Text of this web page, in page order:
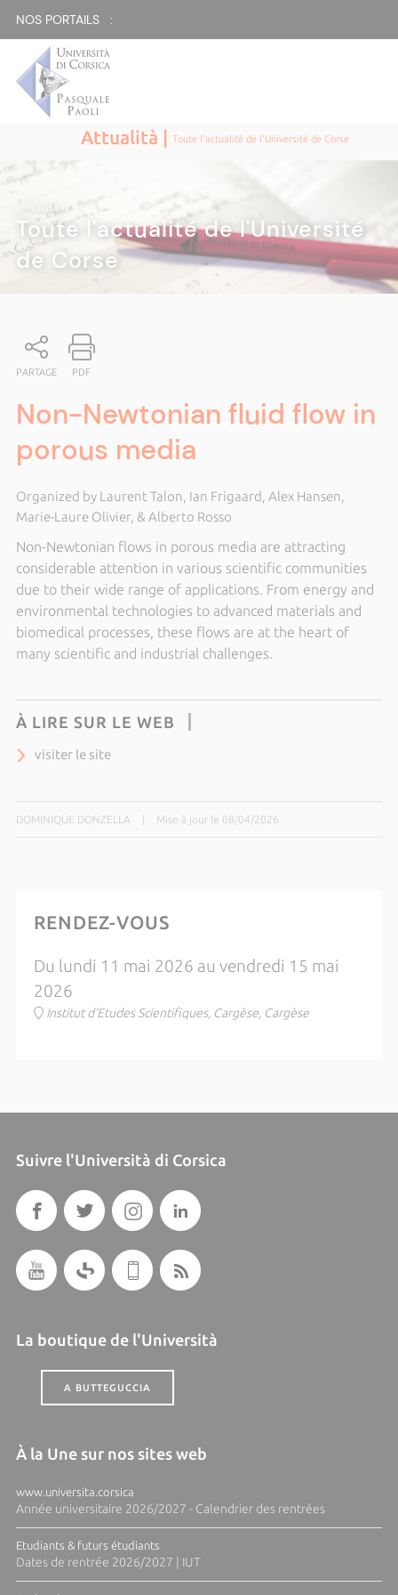
NOS PORTAILS :
Attualità |Toute l'actualité de l'Université de Corse
ATTUALITÀ|
Toute l'actualité de l'Université
de Corse
PARTAGE PDF
Non-Newtonian fluid flow in
porous media
Organized by Laurent Talon, Ian Frigaard, Alex Hansen,
Marie-Laure Olivier, & Alberto Rosso
Non-Newtonian flows in porous media are attracting
considerable attention in various scientific communities
due to their wide range of applications. From energy and
environmental technologies to advanced materials and
biomedical processes, these flows are at the heart of
many scientific and industrial challenges.
À LIRE SUR LE WEB
visiter le site
DOMINIQUE DONZELLA Mise à jour le 08/04/2026
RENDEZ-VOUS
Du lundi 11 mai 2026 au vendredi 15 mai
2026
Institut d'Etudes Scientifiques, Cargèse, Cargèse
Suivre l'Università di Corsica
La boutique de l'Università
A BUTTEGUCCIA
À la Une sur nos sites web
www.universita.corsica
Année universitaire 2026/2027 - Calendrier des rentrées
Etudiants & futurs étudiants
Dates de rentrée 2026/2027 | IUT